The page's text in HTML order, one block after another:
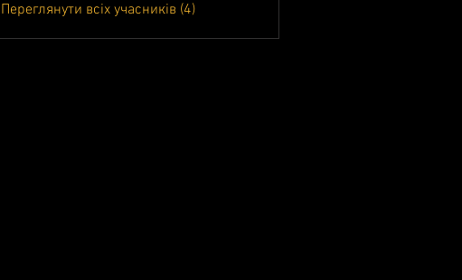
Переглянути всіх учасників (4)